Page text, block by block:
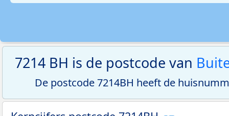
7214 BH is de postcode van
De postcode 7214BH heeft de